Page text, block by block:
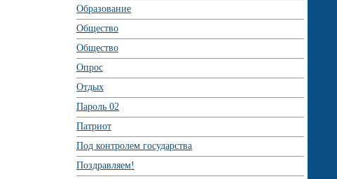
Образование
Общество
Общество
Опрос
Отдых
Пароль 02
Патриот
Под контролем государства
Поздравляем!